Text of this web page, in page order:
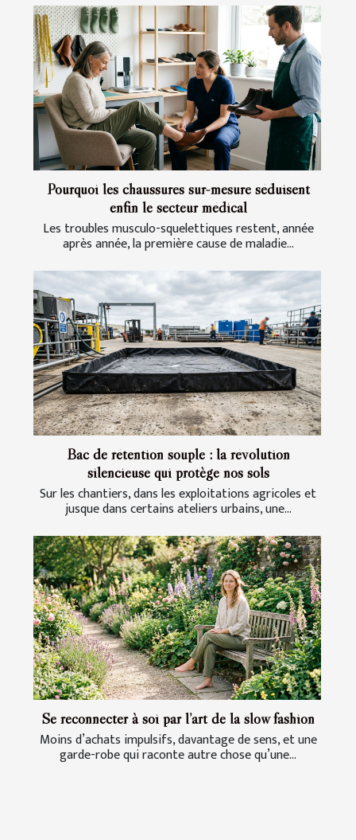
Pourquoi les chaussures sur-mesure séduisent
enfin le secteur médical
Les troubles musculo-squelettiques restent, année
après année, la première cause de maladie...
Bac de rétention souple : la révolution
silencieuse qui protège nos sols
Sur les chantiers, dans les exploitations agricoles et
jusque dans certains ateliers urbains, une...
Se reconnecter à soi par l’art de la slow fashion
Moins d’achats impulsifs, davantage de sens, et une
garde-robe qui raconte autre chose qu’une...